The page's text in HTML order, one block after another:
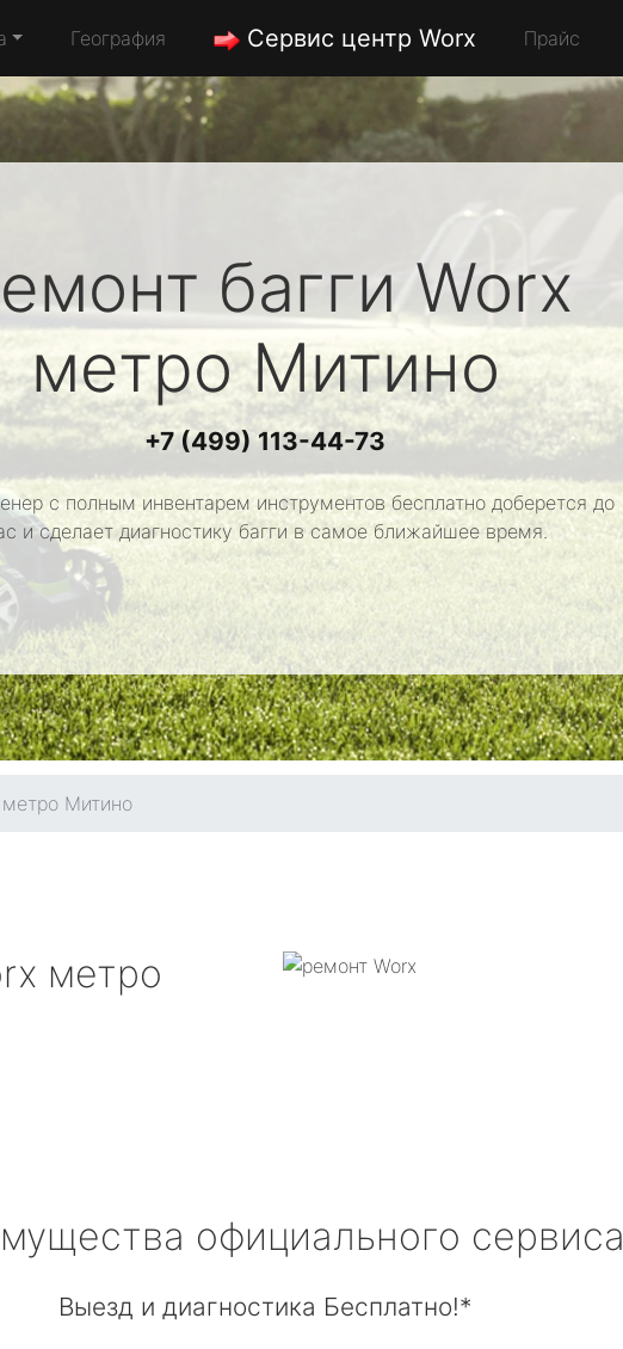
География Сервис центр Worx Прайс
багги Worx
метро Митино
+7 (499) 113-44-73
с полным инвентарем инструментов бесплатно доберется до
и сделает диагностику багги в самое ближайшее время.
метро Митино
метро
официального сервиса
Выезд и диагностика Бесплатно!*